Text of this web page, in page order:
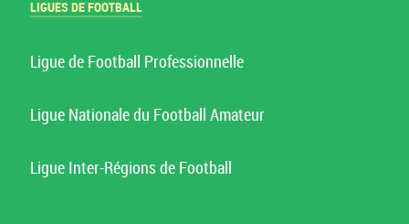
LIGUES DE FOOTBALL
Ligue de Football Professionnelle
Ligue Nationale du Football Amateur
Ligue Inter-Régions de Football